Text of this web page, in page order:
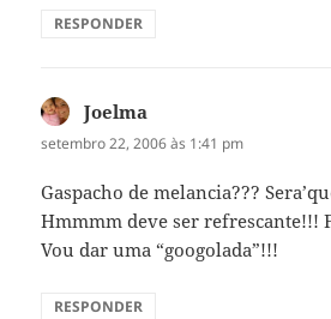
RESPONDER
Joelma
setembro 22, 2006 às 1:41 pm
Gaspacho de melancia???
Hmmmm deve ser refrescante!!!
Vou dar uma “googolada”!!!
RESPONDER